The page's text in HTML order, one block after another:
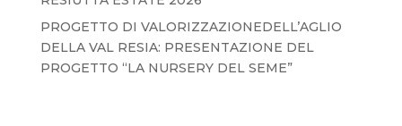
PROGETTO DI VALORIZZAZIONEDELL’AGLIO
DELLA VAL RESIA: PRESENTAZIONE DEL
PROGETTO “LA NURSERY DEL SEME”